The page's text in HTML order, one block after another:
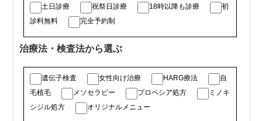
土日診療 祝祭日診療 18時以降も診療
初
診料無料
完全予約制
治療法・検査法から選ぶ
遺伝子検査 女性向け治療 HARG療法
自
毛植毛
メソセラピー プロペシア処方
ミノキ
シジル処方
オリジナルメニュー